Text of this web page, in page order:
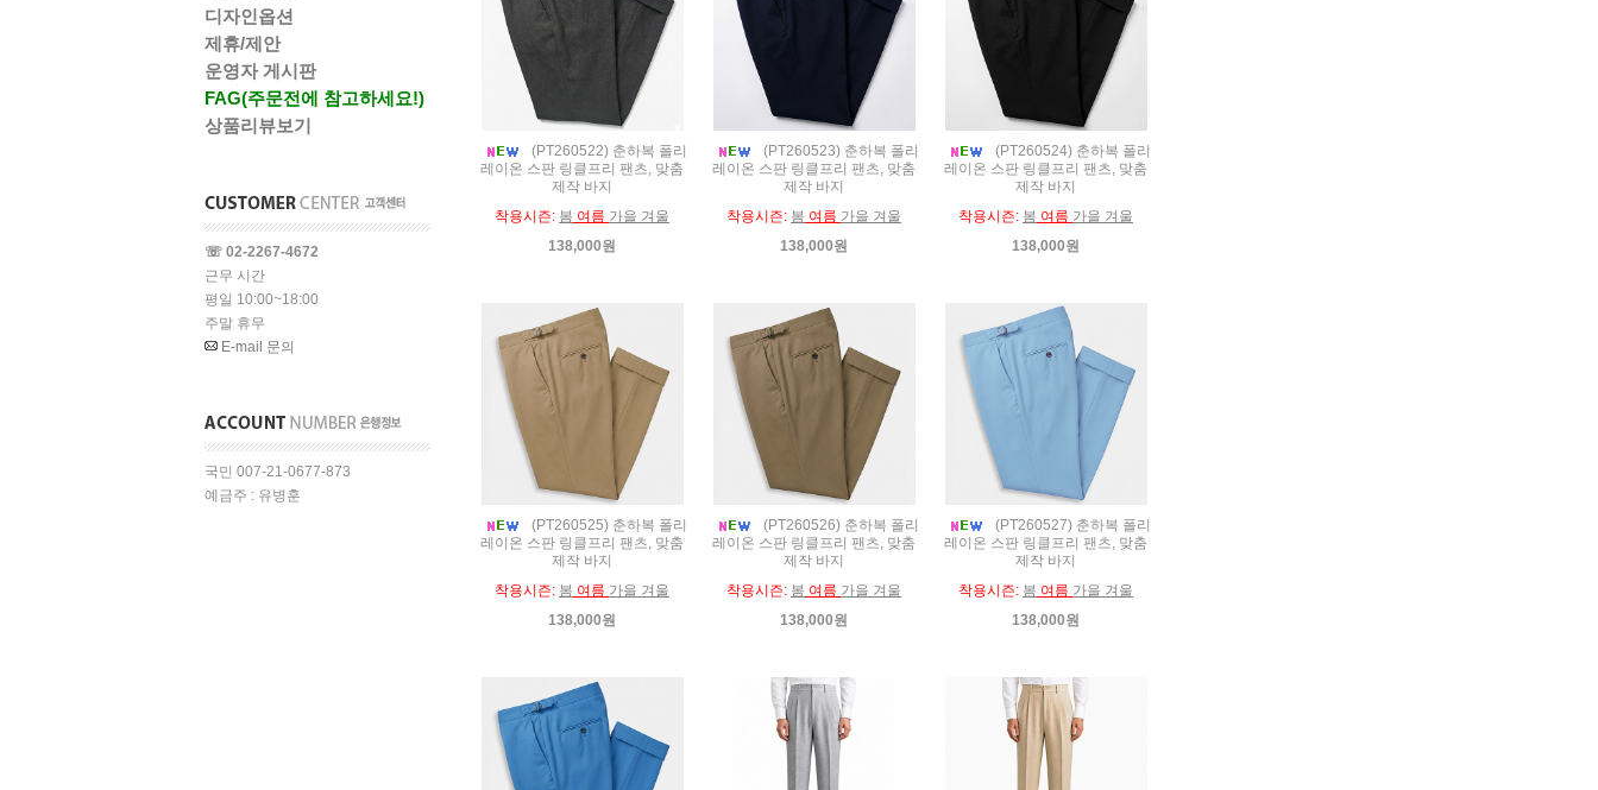
디자인옵션
제휴/제안
운영자 게시판
FAG(주문전에 참고하세요!)
상품리뷰보기
☏ 02-2267-4672
근무 시간
평일 10:00~18:00
주말 휴무
E-mail 문의
국민 007-21-0677-873
예금주 : 유병훈
(PT260522) 춘하복 폴리
레이온 스판 링클프리 팬츠, 맞춤
제작 바지
착용시즌: 봄 여름 가을 겨울
138,000원
(PT260523) 춘하복 폴리
레이온 스판 링클프리 팬츠, 맞춤
제작 바지
착용시즌: 봄 여름 가을 겨울
138,000원
(PT260524) 춘하복 폴리
레이온 스판 링클프리 팬츠, 맞춤
제작 바지
착용시즌: 봄 여름 가을 겨울
138,000원
(PT260525) 춘하복 폴리
레이온 스판 링클프리 팬츠, 맞춤
제작 바지
착용시즌: 봄 여름 가을 겨울
138,000원
(PT260526) 춘하복 폴리
레이온 스판 링클프리 팬츠, 맞춤
제작 바지
착용시즌: 봄 여름 가을 겨울
138,000원
(PT260527) 춘하복 폴리
레이온 스판 링클프리 팬츠, 맞춤
제작 바지
착용시즌: 봄 여름 가을 겨울
138,000원